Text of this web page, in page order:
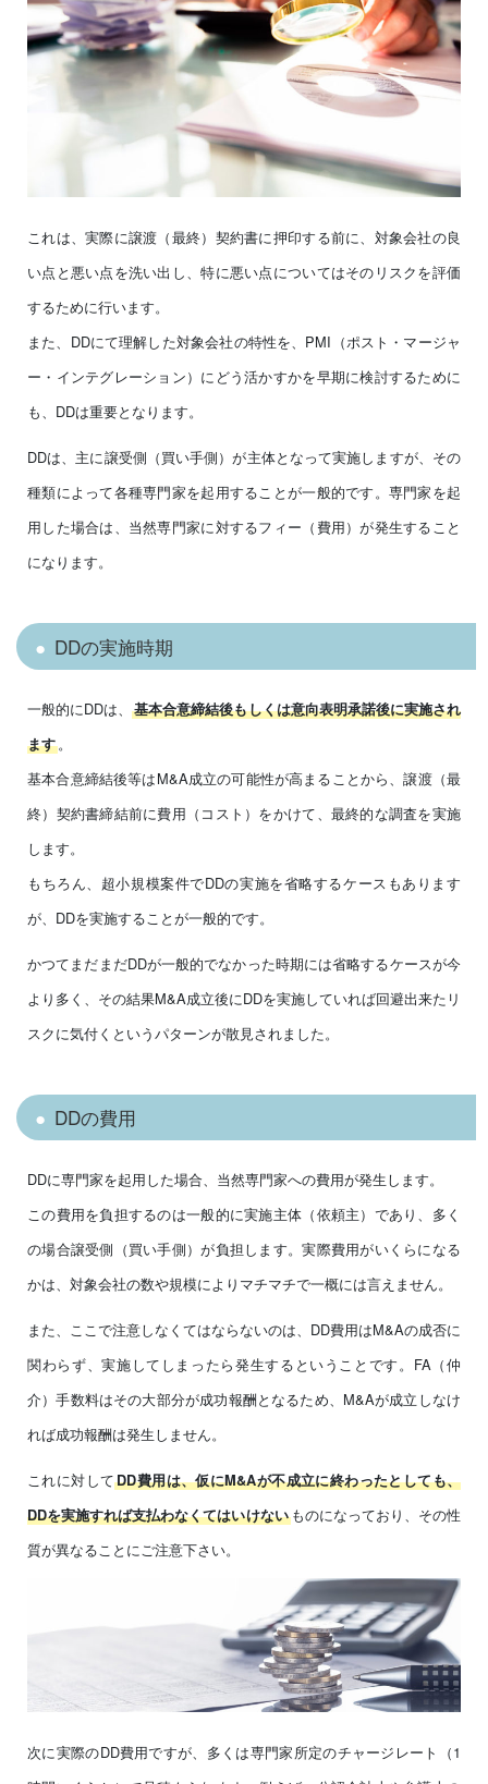
これは、実際に譲渡（最終）契約書に押印する前に、対象会社の良
い点と悪い点を洗い出し、特に悪い点についてはそのリスクを評価
するために行います。
また、DDにて理解した対象会社の特性を、PMI（ポスト・マージャ
ー・インテグレーション）にどう活かすかを早期に検討するために
も、DDは重要となります。
DDは、主に譲受側（買い手側）が主体となって実施しますが、その
種類によって各種専門家を起用することが一般的です。専門家を起
用した場合は、当然専門家に対するフィー（費用）が発生すること
になります。
DDの実施時期
一般的にDDは、基本合意締結後もしくは意向表明承諾後に実施され
ます 。
基本合意締結後等はM&A成立の可能性が高まることから、譲渡（最
終）契約書締結前に費用（コスト）をかけて、最終的な調査を実施
します。
もちろん、超小規模案件でDDの実施を省略するケースもあります
が、DDを実施することが一般的です。
かつてまだまだDDが一般的でなかった時期には省略するケースが今
より多く、その結果M&A成立後にDDを実施していれば回避出来たリ
スクに気付くというパターンが散見されました。
DDの費用
DDに専門家を起用した場合、当然専門家への費用が発生します。
この費用を負担するのは一般的に実施主体（依頼主）であり、多く
の場合譲受側（買い手側）が負担します。実際費用がいくらになる
かは、対象会社の数や規模によりマチマチで一概には言えません。
また、ここで注意しなくてはならないのは、DD費用はM&Aの成否に
関わらず、実施してしまったら発生するということです。FA（仲
介）手数料はその大部分が成功報酬となるため、M&Aが成立しなけ
れば成功報酬は発生しません。
これに対してDD費用は、仮にM&Aが不成立に終わったとしても、
DDを実施すれば支払わなくてはいけないものになっており、その性
質が異なることにご注意下さい。
次に実際のDD費用ですが、多くは専門家所定のチャージレート（1